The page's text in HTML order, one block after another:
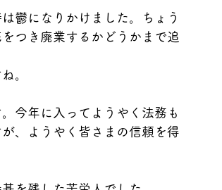
鬱になりかけました。ちょう
つき廃業するかどうかまで追
。
今年に入ってようやく法務も
、ようやく皆さまの信頼を得